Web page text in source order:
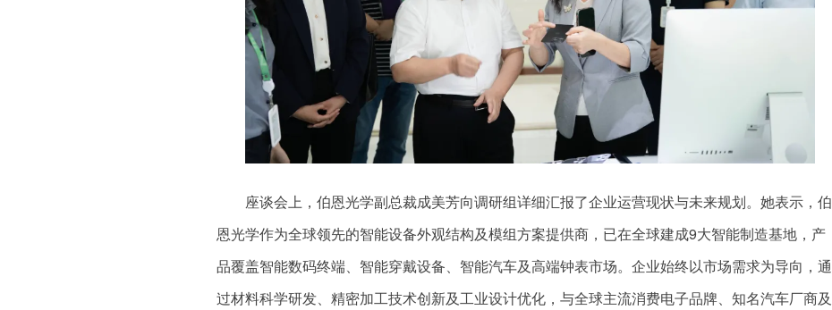
座谈会上，伯恩光学副总裁成美芳向调研组详细汇报了企业运营现状与未来规划。她表示，伯
恩光学作为全球领先的智能设备外观结构及模组方案提供商，已在全球建成9大智能制造基地，产
品覆盖智能数码终端、智能穿戴设备、智能汽车及高端钟表市场。企业始终以市场需求为导向，通
过材料科学研发、精密加工技术创新及工业设计优化，与全球主流消费电子品牌、知名汽车厂商及